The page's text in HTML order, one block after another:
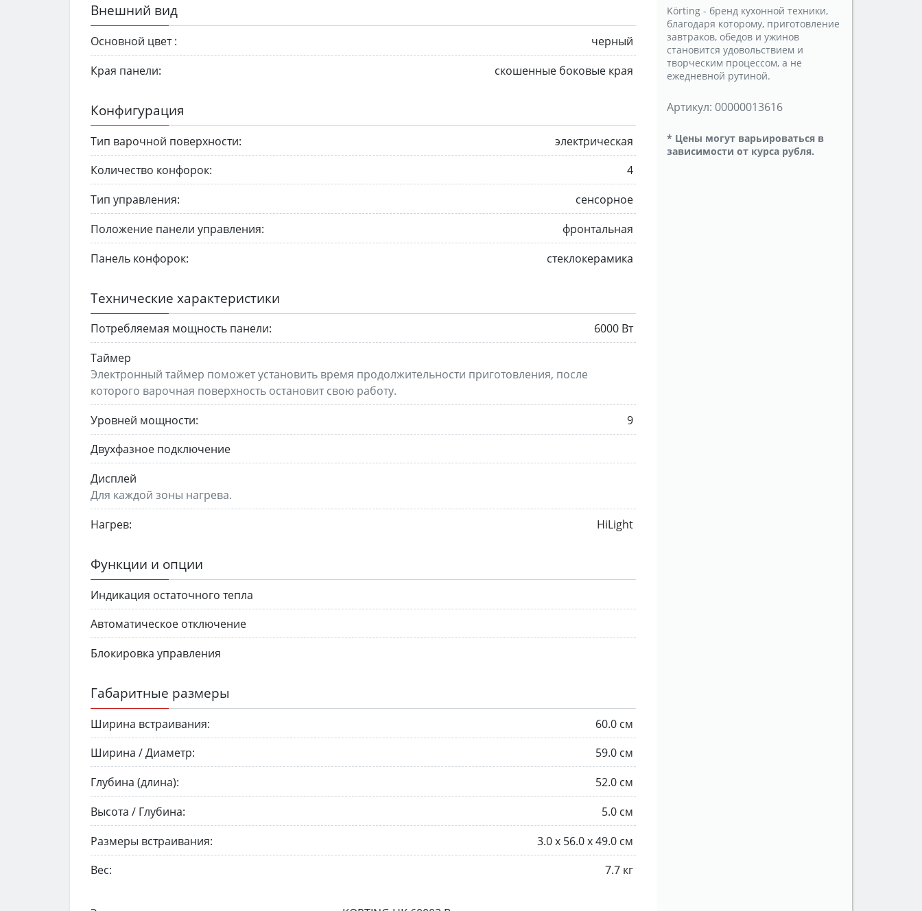
Внешний вид
Основной цвет :
черный
Края панели:
скошенные боковые края
Конфигурация
Тип варочной поверхности:
электрическая
Количество конфорок:
4
Тип управления:
сенсорное
Положение панели управления:
фронтальная
Панель конфорок:
стеклокерамика
Технические характеристики
Потребляемая мощность панели:
6000 Вт
Таймер
Электронный таймер поможет установить время продолжительности приготовления, после
которого варочная поверхность остановит свою работу.
Уровней мощности:
9
Двухфазное подключение
Дисплей
Для каждой зоны нагрева.
Нагрев:
HiLight
Функции и опции
Индикация остаточного тепла
Автоматическое отключение
Блокировка управления
Габаритные размеры
Ширина встраивания:
60.0 см
Ширина / Диаметр:
59.0 см
Глубина (длина):
52.0 см
Высота / Глубина:
5.0 см
Размеры встраивания:
3.0 х 56.0 х 49.0 см
Вес:
7.7 кг
Körting - бренд кухонной техники,
благодаря которому, приготовление
завтраков, обедов и ужинов
становится удовольствием и
творческим процессом, а не
ежедневной рутиной.
Артикул: 00000013616
* Цены могут варьироваться в
зависимости от курса рубля.